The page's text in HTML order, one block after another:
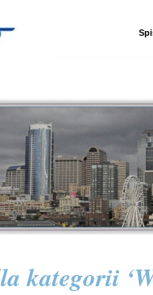
kategorii